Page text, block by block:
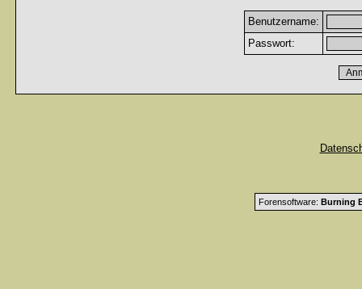
Benutzername:
Passwort:
Forensoftware: Burning